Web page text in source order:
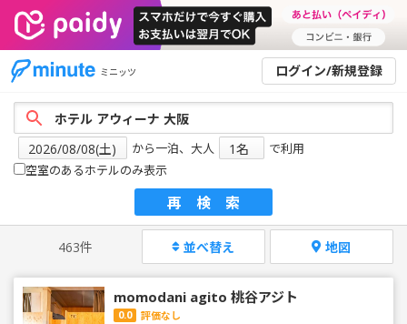
ミニッツ ログイン/新規登録
から一泊、大人
で利用
空室のあるホテルのみ表示
再検索
463件 並べ替え 地図
momodani agito 桃谷アジト
0.0 評価なし